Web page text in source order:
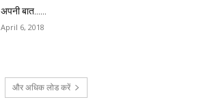
अपनी बात……
April 6, 2018
और अधिक लोड करें